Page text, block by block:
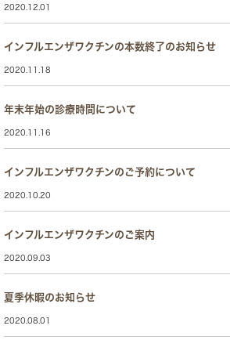
2020.12.01
インフルエンザワクチンの本数終了のお知らせ
2020.11.18
年末年始の診療時間について
2020.11.16
インフルエンザワクチンのご予約について
2020.10.20
インフルエンザワクチンのご案内
2020.09.03
夏季休暇のお知らせ
2020.08.01